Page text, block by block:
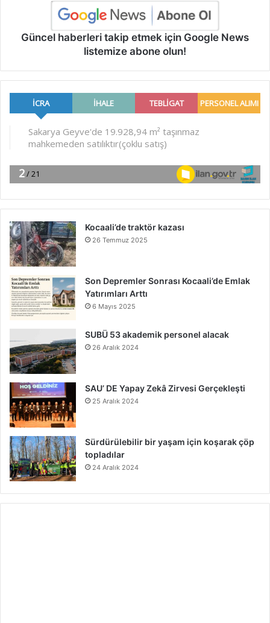
Güncel haberleri takip etmek için Google News
listemize abone olun!
Kocaali’de traktör kazası
26 Temmuz 2025
Son Depremler Sonrası Kocaali’de Emlak
Yatırımları Arttı
6 Mayıs 2025
SUBÜ 53 akademik personel alacak
26 Aralık 2024
SAU’ DE Yapay Zekâ Zirvesi Gerçekleşti
25 Aralık 2024
Sürdürülebilir bir yaşam için koşarak çöp
topladılar
24 Aralık 2024